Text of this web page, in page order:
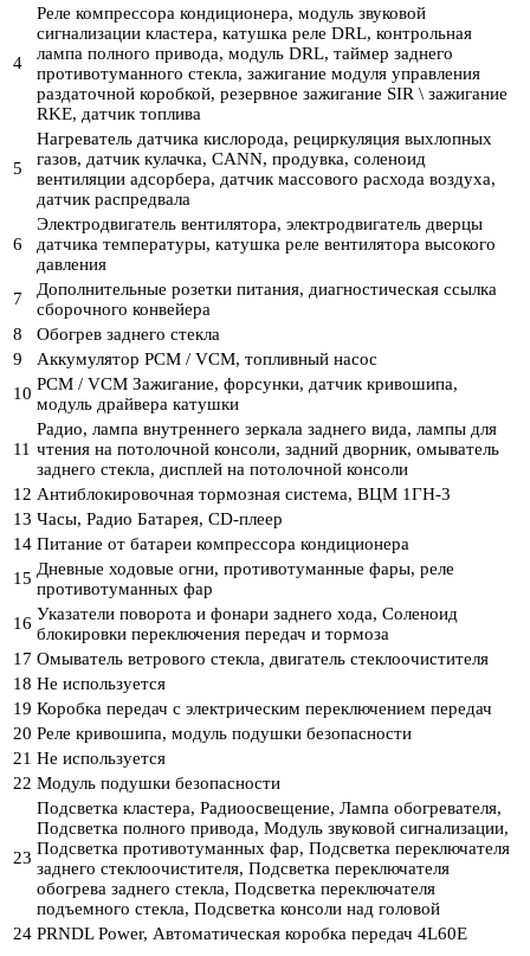
4
Реле компрессора кондиционера, модуль звуковой
сигнализации кластера, катушка реле DRL, контрольная
лампа полного привода, модуль DRL, таймер заднего
противотуманного стекла, зажигание модуля управления
раздаточной коробкой, резервное зажигание SIR \ зажигание
RKE, датчик топлива
5
Нагреватель датчика кислорода, рециркуляция выхлопных
газов, датчик кулачка, CANN, продувка, соленоид
вентиляции адсорбера, датчик массового расхода воздуха,
датчик распредвала
6
Электродвигатель вентилятора, электродвигатель дверцы
датчика температуры, катушка реле вентилятора высокого
давления
7
Дополнительные розетки питания, диагностическая ссылка
сборочного конвейера
8
Обогрев заднего стекла
9
Аккумулятор PCM / VCM, топливный насос
10 PCM / VCM Зажигание, форсунки, датчик кривошипа,
модуль драйвера катушки
11
Радио, лампа внутреннего зеркала заднего вида, лампы для
чтения на потолочной консоли, задний дворник, омыватель
заднего стекла, дисплей на потолочной консоли
12 Антиблокировочная тормозная система, ВЦМ 1ГН-3
13 Часы, Радио Батарея, CD-плеер
14 Питание от батареи компрессора кондиционера
15 Дневные ходовые огни, противотуманные фары, реле
противотуманных фар
16 Указатели поворота и фонари заднего хода, Соленоид
блокировки переключения передач и тормоза
17 Омыватель ветрового стекла, двигатель стеклоочистителя
18 Не используется
19 Коробка передач с электрическим переключением передач
20 Реле кривошипа, модуль подушки безопасности
21 Не используется
22 Модуль подушки безопасности
23
Подсветка кластера, Радиоосвещение, Лампа обогревателя,
Подсветка полного привода, Модуль звуковой сигнализации,
Подсветка противотуманных фар, Подсветка переключателя
заднего стеклоочистителя, Подсветка переключателя
обогрева заднего стекла, Подсветка переключателя
подъемного стекла, Подсветка консоли над головой
24 PRNDL Power, Автоматическая коробка передач 4L60E